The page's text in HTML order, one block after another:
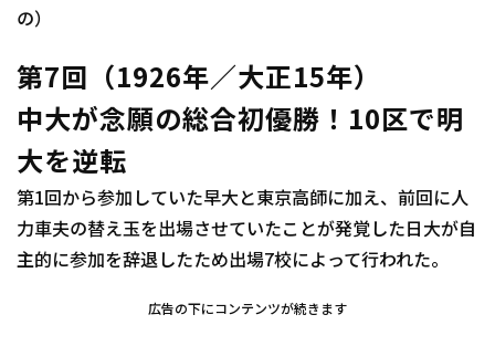
の）
第7回（1926年／大正15年）
中大が念願の総合初優勝！10区で明
大を逆転
第1回から参加していた早大と東京高師に加え、前回に人
力車夫の替え玉を出場させていたことが発覚した日大が自
主的に参加を辞退したため出場7校によって行われた。
広告の下にコンテンツが続きます